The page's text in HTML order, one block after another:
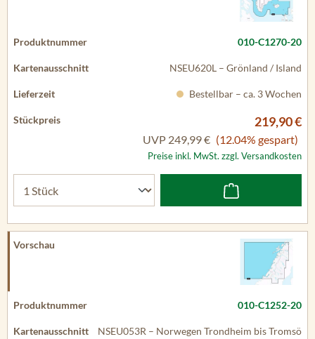
010-C1270-20
NSEU620L – Grönland / Island
Bestellbar – ca. 3 Wochen
219,90 €
UVP 249,99 € (12.04% gespart)
Preise inkl. MwSt. zzgl. Versandkosten
010-C1252-20
NSEU053R – Norwegen Trondheim bis Tromsö